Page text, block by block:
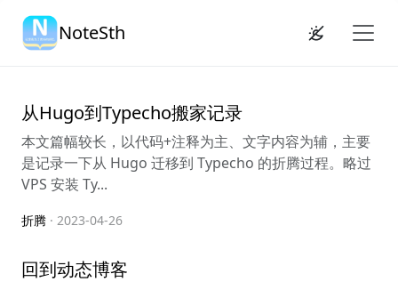
NoteSth
从Hugo到Typecho搬家记录
本文篇幅较长，以代码+注释为主、文字内容为辅，主要
是记录一下从 Hugo 迁移到 Typecho 的折腾过程。略过
VPS 安装 Ty...
折腾 · 2023-04-26
回到动态博客